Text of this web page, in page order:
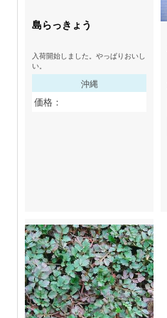
島らっきょう
入荷開始しました。やっぱりおいし
い。
沖縄
価格：